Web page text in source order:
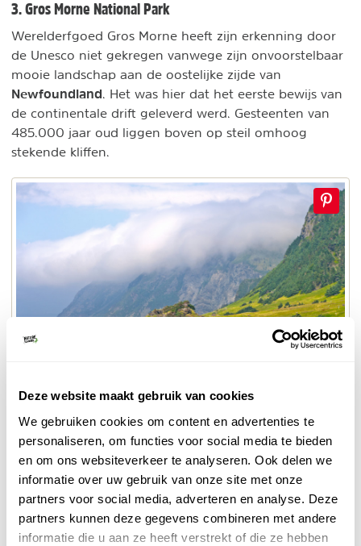
Deze website maakt gebruik van cookies
We gebruiken cookies om content en advertenties te
personaliseren, om functies voor social media te bieden
en om ons websiteverkeer te analyseren. Ook delen we
informatie over uw gebruik van onze site met onze
partners voor social media, adverteren en analyse. Deze
partners kunnen deze gegevens combineren met andere
informatie die u aan ze heeft verstrekt of die ze hebben
3. Gros Morne National Park
Werelderfgoed Gros Morne heeft zijn erkenning door
de Unesco niet gekregen vanwege zijn onvoorstelbaar
mooie landschap aan de oostelijke zijde van
Newfoundland . Het was hier dat het eerste bewijs van
de continentale drift geleverd werd. Gesteenten van
485.000 jaar oud liggen boven op steil omhoog
stekende kliffen.
Hellingen begroeid met knoestige sparren en berken
en diepe valleien nodigen uit tot lange wandelingen,
maar reken op veel oponthoud vanwege voortdurend
nieuwe vergezichten. Elanden zijn er geïntroduceerd
maar het andere wild is in de laatste ijstijd vanuit het